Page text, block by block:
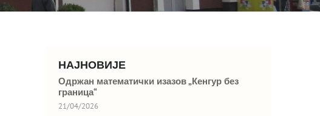
НАЈНОВИЈЕ
Одржан математички изазов „Кенгур без
граница“
21/04/2026